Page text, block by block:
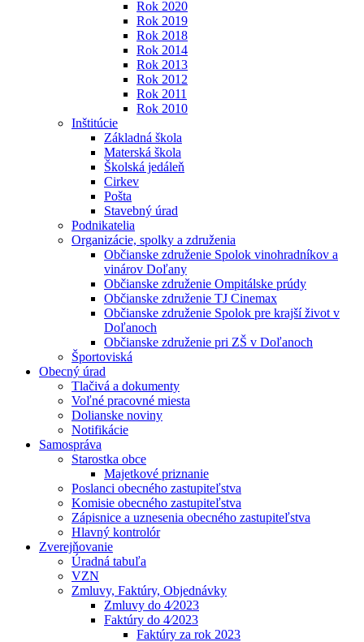
Rok 2020
Rok 2019
Rok 2018
Rok 2014
Rok 2013
Rok 2012
Rok 2011
Rok 2010
Inštitúcie
Základná škola
Materská škola
Školská jedáleň
Cirkev
Pošta
Stavebný úrad
Podnikatelia
Organizácie, spolky a združenia
Občianske združenie Spolok vinohradníkov a
vinárov Doľany
Občianske združenie Ompitálske prúdy
Občianske združenie TJ Cinemax
Občianske združenie Spolok pre krajší život v
Doľanoch
Občianske združenie pri ZŠ v Doľanoch
Športoviská
Obecný úrad
Tlačivá a dokumenty
Voľné pracovné miesta
Dolianske noviny
Notifikácie
Samospráva
Starostka obce
Majetkové priznanie
Poslanci obecného zastupiteľstva
Komisie obecného zastupiteľstva
Zápisnice a uznesenia obecného zastupiteľstva
Hlavný kontrolór
Zverejňovanie
Úradná tabuľa
VZN
Zmluvy, Faktúry, Objednávky
Zmluvy do 4⁄2023
Faktúry do 4⁄2023
Faktúry za rok 2023